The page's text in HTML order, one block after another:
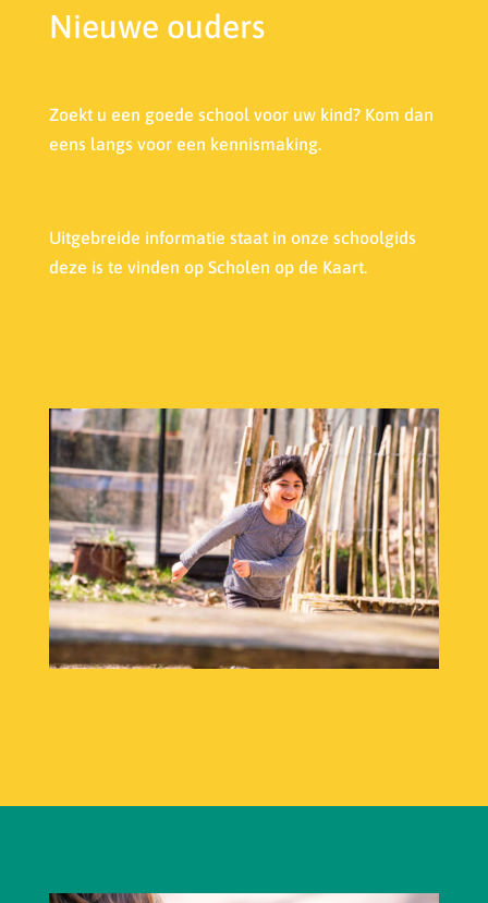
Nieuwe ouders
Zoekt u een goede school voor uw kind? Kom dan
eens langs voor een kennismaking.
Uitgebreide informatie staat in onze schoolgids
deze is te vinden op Scholen op de Kaart.